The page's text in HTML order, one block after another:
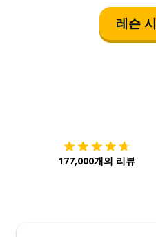
레슨
177,000개의 리뷰